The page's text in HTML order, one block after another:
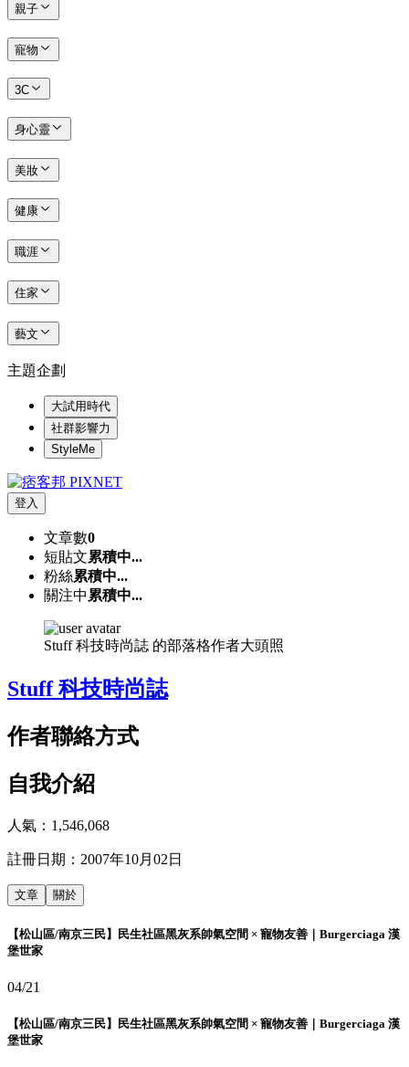
親子
寵物
3C
身心靈
美妝
健康
職涯
住家
藝文
主題企劃
大試用時代
社群影響力
StyleMe
登入
文章數0
短貼文累積中...
粉絲累積中...
關注中 累積中...
Stuff 科技時尚誌 的部落格作者大頭照
Stuff 科技時尚誌
作者聯絡方式
自我介紹
人氣： 1,546,068
註冊日期： 2007年10月02日
文章 關於
【松山區/南京三民】民生社區黑灰系帥氣空間 × 寵物友善｜Burgerciaga 漢
堡世家
04/21
【松山區/南京三民】民生社區黑灰系帥氣空間 × 寵物友善｜Burgerciaga 漢
堡世家